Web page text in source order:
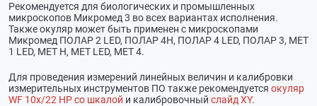
Рекомендуется для биологических и промышленных
микроскопов Микромед 3 во всех вариантах исполнения.
Также окуляр может быть применен с микроскопами
Микромед ПОЛАР 2 LED, ПОЛАР 4H, ПОЛАР 4 LED, ПОЛАР 3, МЕТ
1 LED, МЕТ Н, МЕТ LED, МЕТ 4.
Для проведения измерений линейных величин и калибровки
измерительных инструментов ПО также рекомендуется окуляр
WF 10x/22 HP со шкалой и калибровочный слайд XY.